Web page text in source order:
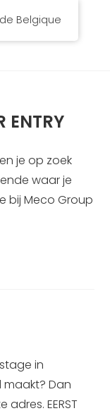
ENTRY
je op zoek
waar je
bij Meco Group
in
Dan
EERST
Belgique